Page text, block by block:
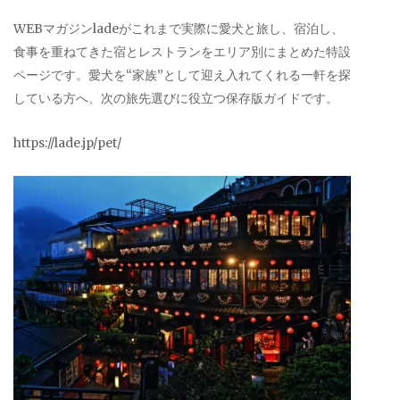
WEBマガジンladeがこれまで実際に愛犬と旅し、宿泊し、
食事を重ねてきた宿とレストランをエリア別にまとめた特設
ページです。愛犬を“家族”として迎え入れてくれる一軒を探
している方へ、次の旅先選びに役立つ保存版ガイドです。
https://lade.jp/pet/